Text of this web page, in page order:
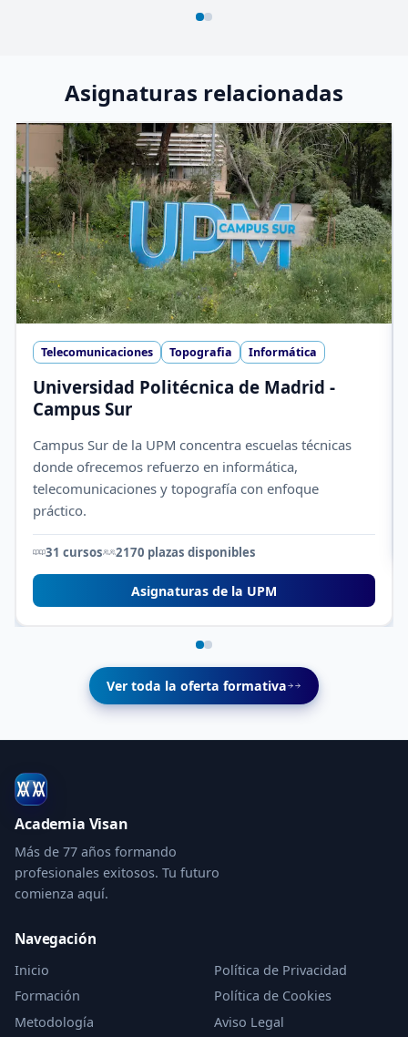
Asignaturas relacionadas
Telecomunicaciones Topografia Informática
Universidad Politécnica de Madrid -
Campus Sur
Campus Sur de la UPM concentra escuelas técnicas
donde ofrecemos refuerzo en informática,
telecomunicaciones y topografía con enfoque
práctico.
31 cursos 2170 plazas disponibles
Asignaturas de la UPM
Ver toda la oferta formativa
Academia Visan
Más de 77 años formando
profesionales exitosos. Tu futuro
comienza aquí.
Navegación
Inicio
Formación
Metodología
Política de Privacidad
Política de Cookies
Aviso Legal